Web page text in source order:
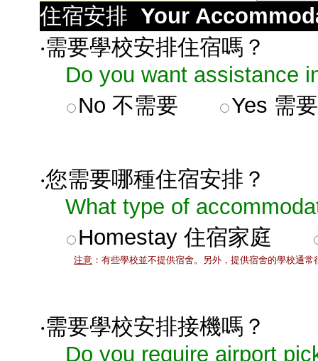
住宿安排 Your
‧需要學校安排住宿嗎？
Do you want assistance
No 不需要 Yes 需要
‧您需要哪種住宿安排？
What type of
Homestay 住宿家庭
注意 ：有些學校並不提供宿舍。另外，提供宿舍的學校通
‧需要學校安排接機嗎？
Do you require airport